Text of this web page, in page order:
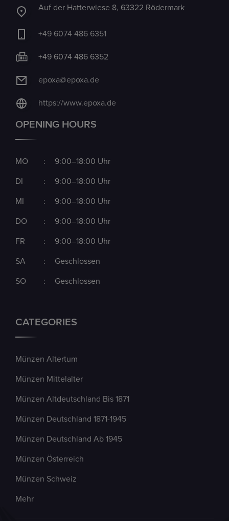
Auf der Hatterwiese 8, 63322 Rödermark
+49 6074 486 6351
+49 6074 486 6352
epoxa@epoxa.de
https://www.epoxa.de
OPENING HOURS
MO : 9:00–18:00 Uhr
DI : 9:00–18:00 Uhr
MI : 9:00–18:00 Uhr
DO : 9:00–18:00 Uhr
FR : 9:00–18:00 Uhr
SA : Geschlossen
SO : Geschlossen
CATEGORIES
Münzen Altertum
Münzen Mittelalter
Münzen Altdeutschland Bis 1871
Münzen Deutschland 1871-1945
Münzen Deutschland Ab 1945
Münzen Österreich
Münzen Schweiz
Mehr